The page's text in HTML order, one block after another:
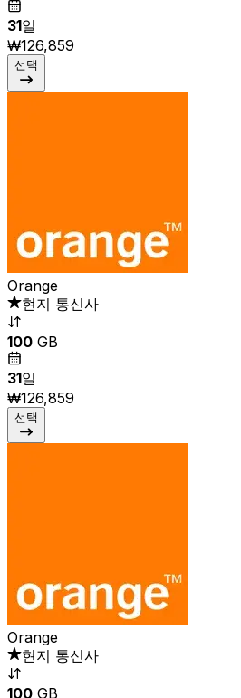
31일
₩126,859
선택
Orange
현지 통신사
100 GB
31일
₩126,859
선택
Orange
현지 통신사
100 GB